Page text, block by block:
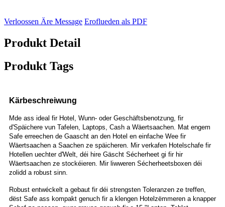
Verloossen Äre Message Eroflueden als PDF
Produkt Detail
Produkt Tags
Kärbeschreiwung
Mde ass ideal fir Hotel, Wunn- oder Geschäftsbenotzung, fir
d'Späichere vun Tafelen, Laptops, Cash a Wäertsaachen. Mat engem
Safe erreechen de Gaascht an den Hotel en einfache Wee fir
Wäertsaachen a Saachen ze späicheren. Mir verkafen Hotelschafe fir
Hotellen uechter d'Welt, déi hire Gäscht Sécherheet gi fir hir
Wäertsaachen ze stockéieren. Mir liwweren Sécherheetsboxen déi
zolidd a robust sinn.
Robust entwéckelt a gebaut fir déi strengsten Toleranzen ze treffen,
dëst Safe ass kompakt genuch fir a klengen Hotelzëmmeren a knapper